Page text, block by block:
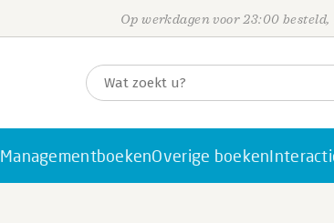
Op werkdagen voor 23:00
ManagementboekenOverige boeken